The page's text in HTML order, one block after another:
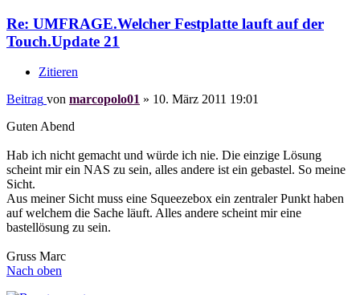
Re: UMFRAGE.Welcher Festplatte lauft auf der
Touch.Update 21
Zitieren
Beitrag von marcopolo01 » 10. März 2011 19:01
Guten Abend
Hab ich nicht gemacht und würde ich nie. Die einzige Lösung
scheint mir ein NAS zu sein, alles andere ist ein gebastel. So meine
Sicht.
Aus meiner Sicht muss eine Squeezebox ein zentraler Punkt haben
auf welchem die Sache läuft. Alles andere scheint mir eine
bastellösung zu sein.
Gruss Marc
Nach oben